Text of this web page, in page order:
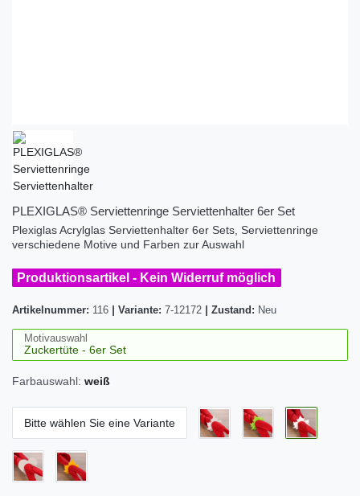
PLEXIGLAS® Serviettenringe Serviettenhalter 6er Set
Plexiglas Acrylglas Serviettenhalter 6er Sets, Serviettenringe
verschiedene Motive und Farben zur Auswahl
Produktionsartikel - Kein Widerruf möglich
Artikelnummer: 116 Variante: 7-12172 Zustand: Neu
Motivauswahl
Farbauswahl: weiß
Bitte wählen Sie eine Variante